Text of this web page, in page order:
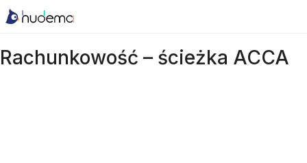
Rachunkowość – ścieżka ACCA